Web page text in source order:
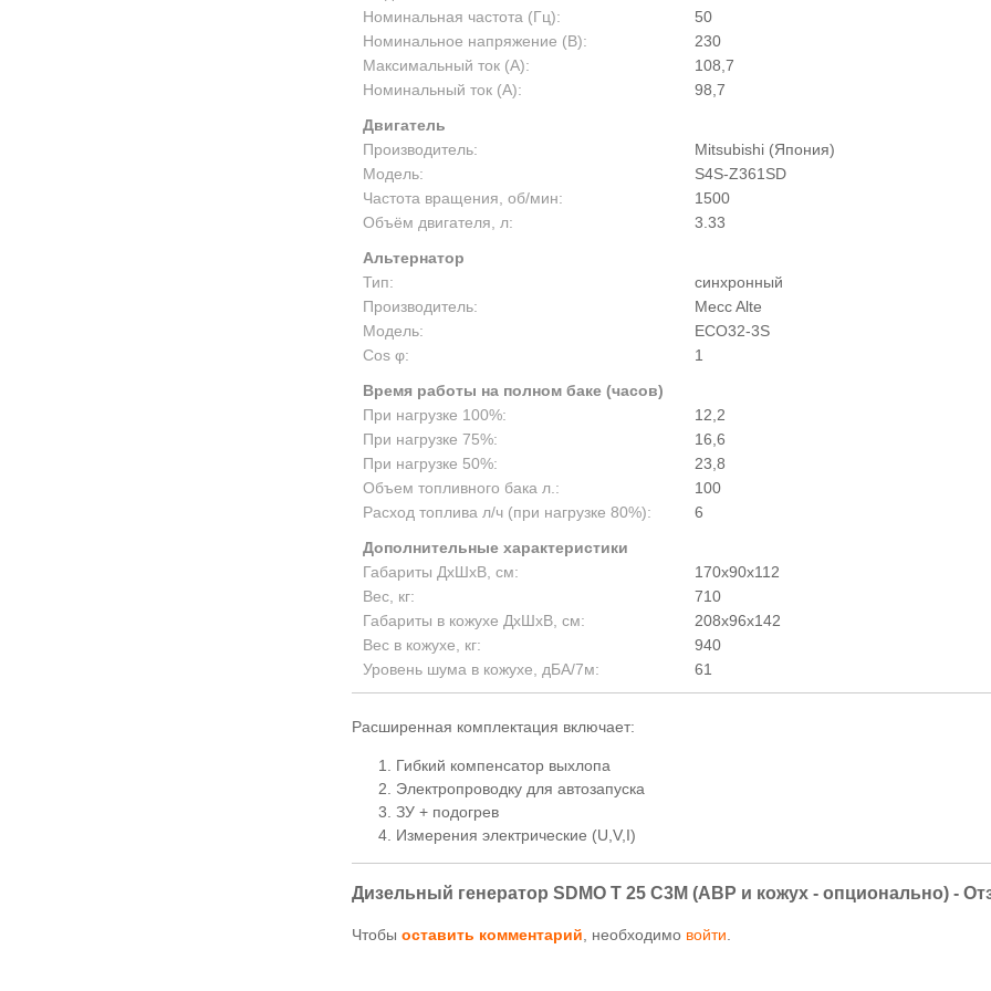
Номинальная частота (Гц):
50
Номинальное напряжение (В):
230
Максимальный ток (А):
108,7
Номинальный ток (А):
98,7
Двигатель
Производитель:
Mitsubishi (Япония)
Модель:
S4S-Z361SD
Частота вращения, об/мин:
1500
Объём двигателя, л:
3.33
Альтернатор
Тип:
синхронный
Производитель:
Mecc Alte
Модель:
ECO32-3S
Cos φ:
1
Время работы на полном баке (часов)
При нагрузке 100%:
12,2
При нагрузке 75%:
16,6
При нагрузке 50%:
23,8
Объем топливного бака л.:
100
Расход топлива л/ч (при нагрузке 80%):
6
Дополнительные характеристики
Габариты ДхШхВ, см:
170х90х112
Вес, кг:
710
Габариты в кожухе ДхШхВ, см:
208x96x142
Вес в кожухе, кг:
940
Уровень шума в кожухе, дБА/7м:
61
Расширенная комплектация включает:
Гибкий компенсатор выхлопа
Электропроводку для автозапуска
ЗУ + подогрев
Измерения электрические (U,V,I)
Дизельный генератор SDMO T 25 C3M (АВР и кожух - опционально) -
Чтобы оставить комментарий , необходимо войти